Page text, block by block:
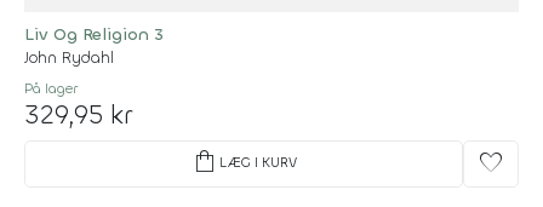
Liv Og Religion 3
John Rydahl
På lager
329,95 kr
shopping_bag LÆG I KURV favorite